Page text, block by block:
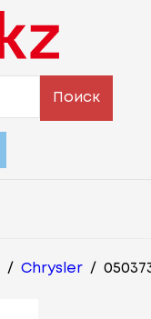
Поиск
/ Chrysler /